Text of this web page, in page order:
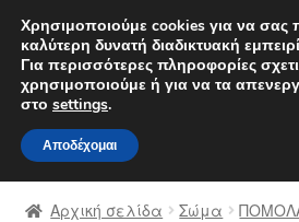
ΑΠΟΣΤΟΛΗ από 7
Δευτέρα-Παρ. 9 π.μ. - 4
Απευθείας
μετάβαση
στην
πλοήγηση
Μετάβαση
σε
περιεχόμενο
Αρχική
Αρχική σελίδα Σώμα
Χρησιμοποιούμε cookies για να σας
καλύτερη δυνατή διαδικτυακή
Για περισσότερες πληροφορίες
χρησιμοποιούμε ή για να τα
στο settings.
Αποδέχομαι